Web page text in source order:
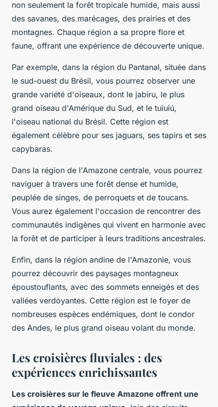
non seulement la forêt tropicale humide, mais aussi
des savanes, des marécages, des prairies et des
montagnes. Chaque région a sa propre flore et
faune, offrant une expérience de découverte unique.
Par exemple, dans la région du Pantanal, située dans
le sud-ouest du Brésil, vous pourrez observer une
grande variété d'oiseaux, dont le jabiru, le plus
grand oiseau d'Amérique du Sud, et le tuiuiú,
l'oiseau national du Brésil. Cette région est
également célèbre pour ses jaguars, ses tapirs et ses
capybaras.
Dans la région de l'Amazone centrale, vous pourrez
naviguer à travers une forêt dense et humide,
peuplée de singes, de perroquets et de toucans.
Vous aurez également l'occasion de rencontrer des
communautés indigènes qui vivent en harmonie avec
la forêt et de participer à leurs traditions ancestrales.
Enfin, dans la région andine de l'Amazonie, vous
pourrez découvrir des paysages montagneux
époustouflants, avec des sommets enneigés et des
vallées verdoyantes. Cette région est le foyer de
nombreuses espèces endémiques, dont le condor
des Andes, le plus grand oiseau volant du monde.
Les croisières fluviales : des
expériences enrichissantes
Les croisières sur le fleuve Amazone offrent une